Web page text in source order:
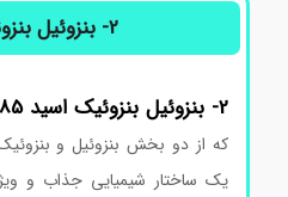
بنزوئیل بنزوئیک اسید
که از دو بخش بنزوئیل و بنزوئیک
یک ساختار شیمیایی جذاب و